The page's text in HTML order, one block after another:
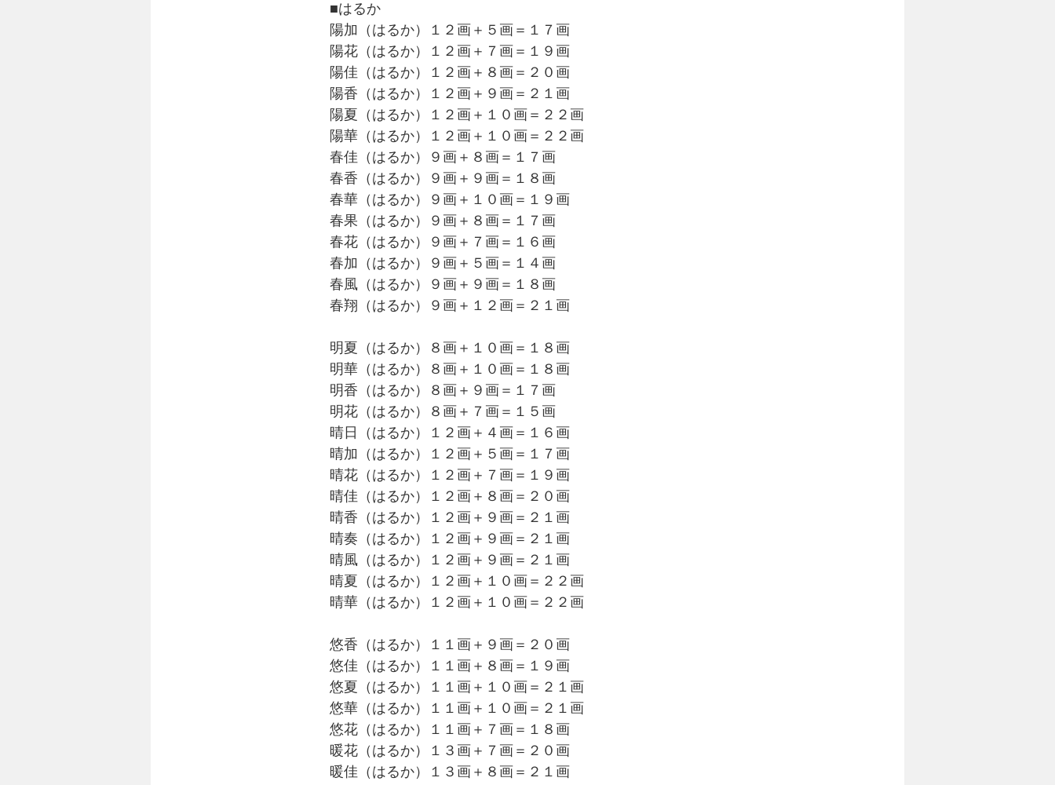
■はるか
陽加（はるか）１２画＋５画＝１７画
陽花（はるか）１２画＋７画＝１９画
陽佳（はるか）１２画＋８画＝２０画
陽香（はるか）１２画＋９画＝２１画
陽夏（はるか）１２画＋１０画＝２２画
陽華（はるか）１２画＋１０画＝２２画
春佳（はるか）９画＋８画＝１７画
春香（はるか）９画＋９画＝１８画
春華（はるか）９画＋１０画＝１９画
春果（はるか）９画＋８画＝１７画
春花（はるか）９画＋７画＝１６画
春加（はるか）９画＋５画＝１４画
春風（はるか）９画＋９画＝１８画
春翔（はるか）９画＋１２画＝２１画
明夏（はるか）８画＋１０画＝１８画
明華（はるか）８画＋１０画＝１８画
明香（はるか）８画＋９画＝１７画
明花（はるか）８画＋７画＝１５画
晴日（はるか）１２画＋４画＝１６画
晴加（はるか）１２画＋５画＝１７画
晴花（はるか）１２画＋７画＝１９画
晴佳（はるか）１２画＋８画＝２０画
晴香（はるか）１２画＋９画＝２１画
晴奏（はるか）１２画＋９画＝２１画
晴風（はるか）１２画＋９画＝２１画
晴夏（はるか）１２画＋１０画＝２２画
晴華（はるか）１２画＋１０画＝２２画
悠香（はるか）１１画＋９画＝２０画
悠佳（はるか）１１画＋８画＝１９画
悠夏（はるか）１１画＋１０画＝２１画
悠華（はるか）１１画＋１０画＝２１画
悠花（はるか）１１画＋７画＝１８画
暖花（はるか）１３画＋７画＝２０画
暖佳（はるか）１３画＋８画＝２１画